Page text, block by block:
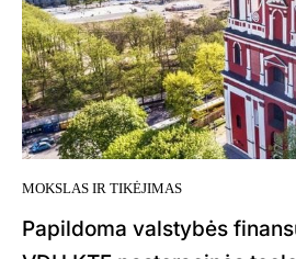
MOKSLAS IR TIKĖJIMAS
Papildoma valstybės